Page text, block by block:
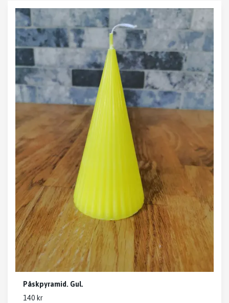
Påskpyramid. Gul.
140 kr